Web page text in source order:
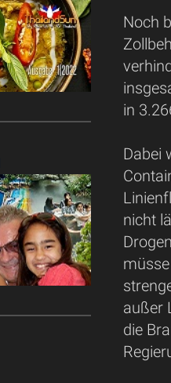
Noch
in
Dabei
nicht
außer
die